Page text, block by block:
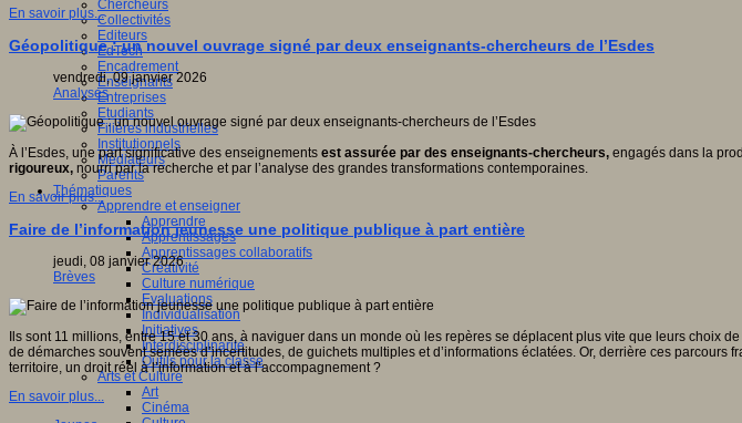
Chercheurs
Collectivités
Editeurs
EdTech
Encadrement
Enseignants
Entreprises
Etudiants
Filières industrielles
Institutionnels
Médiateurs
Parents
Thématiques
Apprendre et enseigner
Apprendre
Apprentissages
Apprentissages collaboratifs
Créativité
Culture numérique
Evaluations
Individualisation
Initiatives
Interdisciplinarité
Outils pour la classe
Arts et Culture
Art
Cinéma
En savoir plus...
Géopolitique : un nouvel ouvrage signé par deux enseignants-chercheurs de l’Esdes
vendredi, 09 janvier 2026
Analyses
À l’Esdes, une part significative des enseignements est assurée par des enseignants-chercheurs, engagés dans la
rigoureux, nourri par la recherche et par l’analyse des grandes transformations contemporaines.
En savoir plus...
Faire de l’information jeunesse une politique publique à part entière
jeudi, 08 janvier 2026
Brèves
Ils sont 11 millions, entre 15 et 30 ans, à naviguer dans un monde où les repères se déplacent plus vite que leurs
de démarches souvent semées d’incertitudes, de guichets multiples et d’informations éclatées. Or, derrière ces
territoire, un droit réel à l’information et à l’accompagnement ?
En savoir plus...